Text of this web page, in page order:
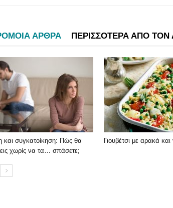
ΑΡΘΡΑ ΠΕΡΙΣΣΟΤΕΡΑ ΑΠΟ ΤΟΝ
και συγκατοίκηση: Πώς θα
χωρίς να τα… σπάσετε;
Γιουβέτσι με αρακά και